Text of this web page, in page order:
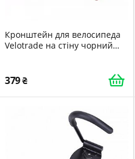
Кронштейн для велосипеда
Velotrade на стіну чорний
379